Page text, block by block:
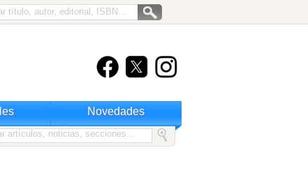
Novedades